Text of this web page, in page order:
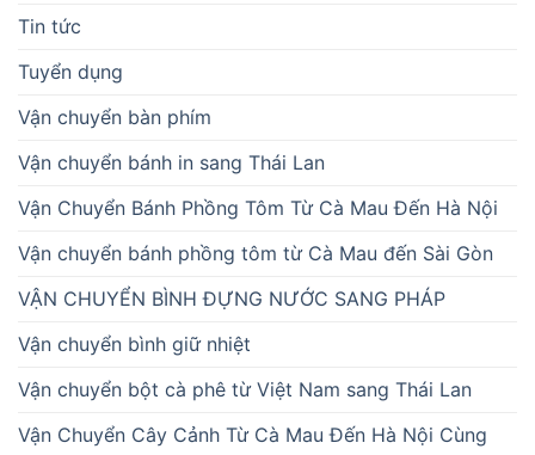
Tin tức
Tuyển dụng
Vận chuyển bàn phím
Vận chuyển bánh in sang Thái Lan
Vận Chuyển Bánh Phồng Tôm Từ Cà Mau Đến Hà Nội
Vận chuyển bánh phồng tôm từ Cà Mau đến Sài Gòn
VẬN CHUYỂN BÌNH ĐỰNG NƯỚC SANG PHÁP
Vận chuyển bình giữ nhiệt
Vận chuyển bột cà phê từ Việt Nam sang Thái Lan
Vận Chuyển Cây Cảnh Từ Cà Mau Đến Hà Nội Cùng